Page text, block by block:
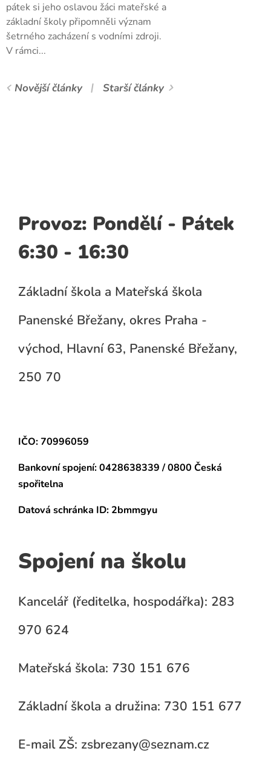
pátek si jeho oslavou žáci mateřské a
základní školy připomněli význam
šetrného zacházení s vodními zdroji.
V rámci...
Novější články Starší články
Provoz: Pondělí - Pátek
6:30 - 16:30
Základní škola a Mateřská škola
Panenské Břežany, okres Praha -
východ, Hlavní 63, Panenské Břežany,
250 70
IČO: 70996059
Bankovní spojení:0428638339 / 0800 Česká
spořitelna
Datová schránka ID: 2bmmgyu
Spojení na školu
Kancelář (ředitelka, hospodářka): 283
970 624
Mateřská škola: 730 151 676
Základní škola a družina: 730 151 677
E-mail ZŠ: zsbrezany@seznam.cz